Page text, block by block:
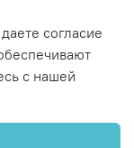
согласие
с нашей